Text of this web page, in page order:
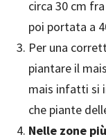
circa 30 cm
poi portata a
Per una
piantare il
mais infatti si
che piante
Nelle zone